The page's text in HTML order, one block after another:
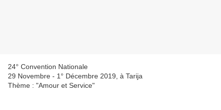
24° Convention Nationale
29 Novembre - 1° Décembre 2019, à Tarija
Thème : "Amour et Service"